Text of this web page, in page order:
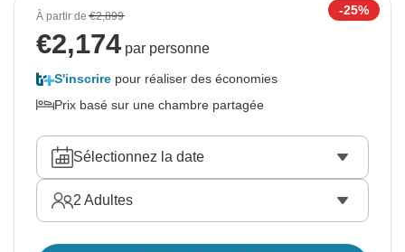
À partir de€2,899 -25%
€2,174 par personne
S'inscrire pour réaliser des économies
Prix basé sur une chambre partagée
Sélectionnez la date
2 Adultes